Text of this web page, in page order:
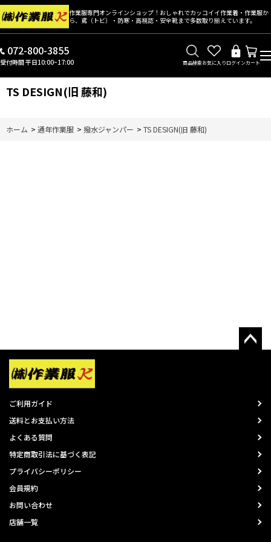
作業服専門オンラインショップ！おしゃれでカッコイイ作業着・作業服か
ら、鳶（トビ）・防寒・高視認・安全靴まで多数取り揃えています。
072-800-3855
受付時間 平日10:00~17:00 商品検索お気に入りログインカート
TS DESIGN(旧 藤和)
ホーム > 通年作業服 > 撥水ジャンパー > TS DESIGN(旧 藤和)
ご利用ガイド
送料とお支払い方法
よくある質問
特定商取引法に基づく表記
プライバシーポリシー
会員規約
お問い合わせ
店舗一覧